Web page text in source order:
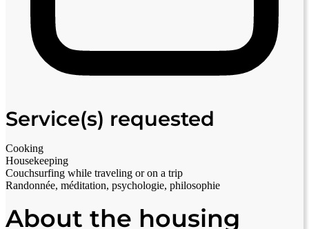
Service(s) requested
Cooking
Housekeeping
Couchsurfing while traveling or on a trip
Randonnée, méditation, psychologie, philosophie
About the housing